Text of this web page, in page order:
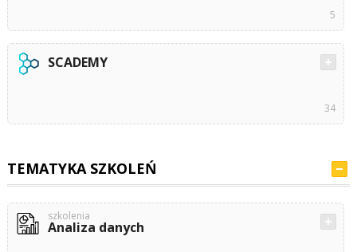
5
SCADEMY
34
TEMATYKA SZKOLEŃ
szkolenia
Analiza danych